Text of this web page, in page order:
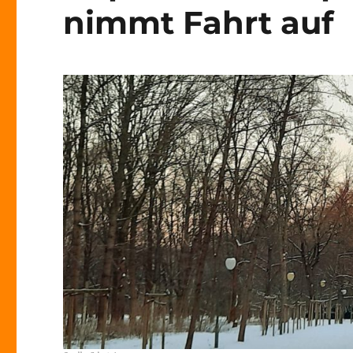
nimmt Fahrt auf